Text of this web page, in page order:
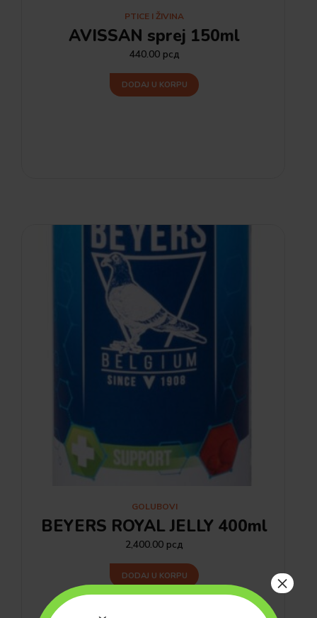
PTICE I ŽIVINA
AVISSAN sprej 150ml
440.00 рсд
DODAJ U KORPU
GOLUBOVI
BEYERS ROYAL JELLY 400ml
2,400.00 рсд
DODAJ U KORPU ×